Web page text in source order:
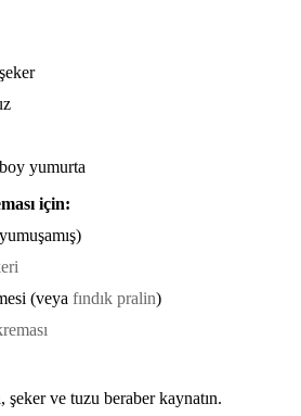
yumurta
için:
(veya fındık pralin)
şeker ve tuzu beraber kaynatın.